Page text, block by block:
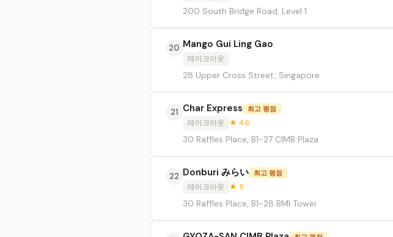
200 South Bridge Road, Level 1
20 Mango Gui Ling Gao
테이크아웃
28 Upper Cross Street, Singapore
21 Char Express 최고 평점
테이크아웃 ★ 4.6
30 Raffles Place, B1-27 CIMB Plaza
22 Donburi みらい 최고 평점
테이크아웃 ★ 5
30 Raffles Place, B1-28 BMI Tower